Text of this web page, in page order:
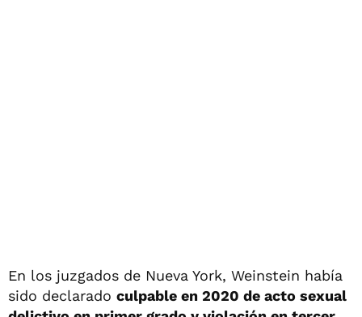
En los juzgados de Nueva York, Weinstein había
sido declarado culpable en 2020 de acto sexual